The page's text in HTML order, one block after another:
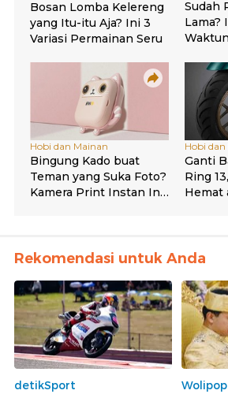
Rekomendasi untuk Anda
detikSport
Wolipop